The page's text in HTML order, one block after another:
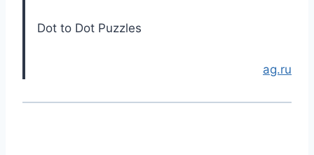
Dot to Dot Puzzles
ag.ru